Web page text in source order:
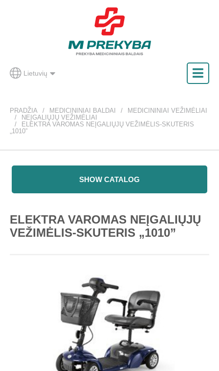
Lietuvių
PRADŽIA MEDICININIAI BALDAI
MEDICININIAI VEŽIMĖLIAI
NEĮGALIŲJŲ VEŽIMĖLIAI
ELEKTRA VAROMAS NEĮGALIŲJŲ VEŽIMĖLIS-SKUTERIS
„1010”
SHOW CATALOG
ELEKTRA VAROMAS NEĮGALIŲJŲ
VEŽIMĖLIS-SKUTERIS „1010”